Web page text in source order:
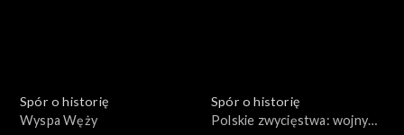
Spór o historię
Wyspa Węży
Spór o historię
Polskie zwycięstwa: wojny